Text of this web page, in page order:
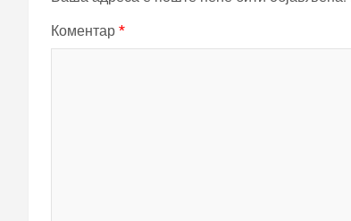
Коментар *